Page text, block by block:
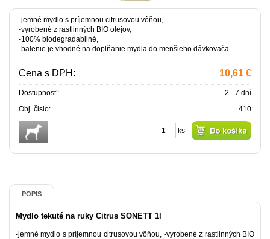
-jemné mydlo s príjemnou citrusovou vôňou,
-vyrobené z rastlinných BIO olejov,
-100% biodegradabilné,
-balenie je vhodné na doplňanie mydla do menšieho dávkovača ...
Cena s DPH: 10,61 €
Dostupnosť:
2 - 7 dní
Obj. čislo:
410
ks
POPIS
Mydlo tekuté na ruky Citrus SONETT 1l
-jemné mydlo s príjemnou citrusovou vôňou, -vyrobené z rastlinných BIO